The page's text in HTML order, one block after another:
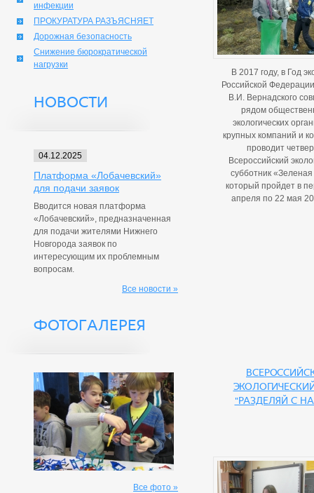
инфекции
ПРОКУРАТУРА РАЗЪЯСНЯЕТ
Дорожная безопасность
Снижение бюрократической
нагрузки
НОВОСТИ
04.12.2025
Платформа «Лобачевский»
для подачи заявок
Вводится новая платформа
«Лобачевский», предназначенная
для подачи жителями Нижнего
Новгорода заявок по
интересующим их проблемным
вопросам.
Все новости »
ФОТОГАЛЕРЕЯ
Все фото »
В 2017 году, в Год
Российской
В.И. Вернадского
рядом
экологических
крупных компаний и
проводит
Всероссийский
субботник
который пройдет в
апреля по 22 мая
"Разделяй с